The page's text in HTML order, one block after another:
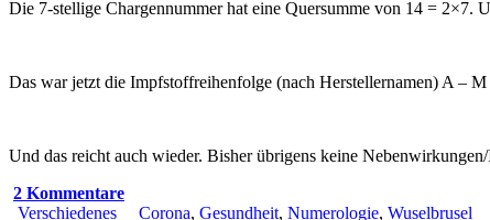
Die 7-stellige Chargennummer hat eine Quersumme von 14 = 2×7.
Das war jetzt die Impfstoffreihenfolge (nach Herstellernamen) A –
Und das reicht auch wieder. Bisher übrigens keine
2 Kommentare
Verschiedenes
Corona, Gesundheit, Numerologie, Wuselbrusel